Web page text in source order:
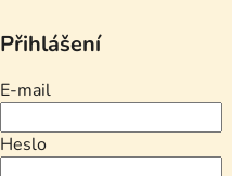
Přihlášení
E-mail
Heslo